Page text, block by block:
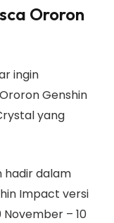
Ororon
ingin
Genshin
yang
hadir dalam
Impact versi
– 10